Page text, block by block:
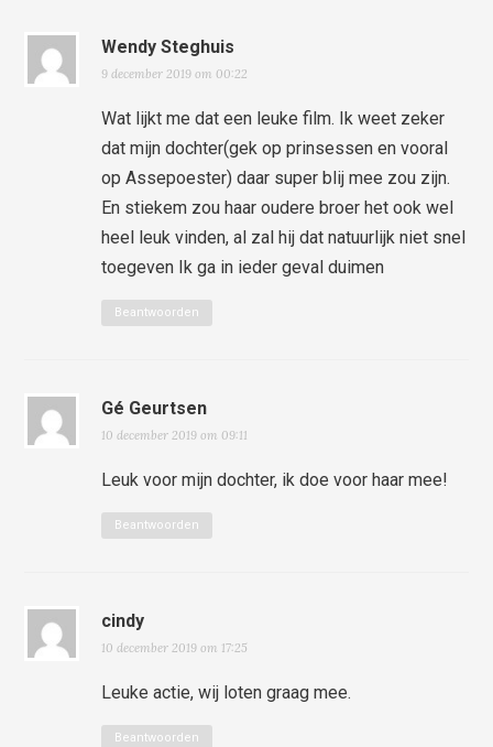
Wendy Steghuis
9 december 2019 om 00:22
Wat lijkt me dat een leuke film. Ik weet zeker
dat mijn dochter(gek op prinsessen en vooral
op Assepoester) daar super blij mee zou zijn.
En stiekem zou haar oudere broer het ook wel
heel leuk vinden, al zal hij dat natuurlijk niet snel
toegeven Ik ga in ieder geval duimen
Beantwoorden
Gé Geurtsen
10 december 2019 om 09:11
Leuk voor mijn dochter, ik doe voor haar mee!
Beantwoorden
cindy
10 december 2019 om 17:25
Leuke actie, wij loten graag mee.
Beantwoorden